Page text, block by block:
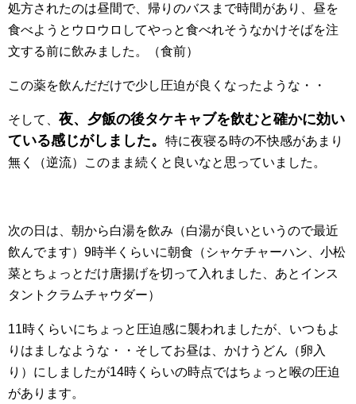
処方されたのは昼間で、帰りのバスまで時間があり、昼を
食べようとウロウロしてやっと食べれそうなかけそばを注
文する前に飲みました。（食前）
この薬を飲んだだけで少し圧迫が良くなったような・・
そして、 夜、夕飯の後タケキャブを飲むと確かに効い
ている感じがしました。 特に夜寝る時の不快感があまり
無く（逆流）このまま続くと良いなと思っていました。
次の日は、朝から白湯を飲み（白湯が良いというので最近
飲んでます）9時半くらいに朝食（シャケチャーハン、小松
菜とちょっとだけ唐揚げを切って入れました、あとインス
タントクラムチャウダー）
11時くらいにちょっと圧迫感に襲われましたが、いつもよ
りはましなような・・そしてお昼は、かけうどん（卵入
り）にしましたが14時くらいの時点ではちょっと喉の圧迫
があります。